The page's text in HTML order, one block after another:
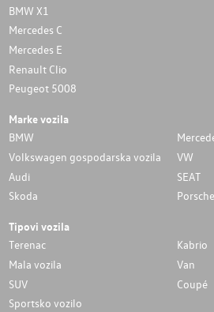
BMW X1
Mercedes C
Mercedes E
Renault Clio
Peugeot 5008
Marke vozila
BMW
Volkswagen gospodarska vozila
VW
Audi
SEAT
Skoda
Porsche
Tipovi vozila
Terenac
Kabrio
Mala vozila
Van
SUV
Coupé
Sportsko vozilo